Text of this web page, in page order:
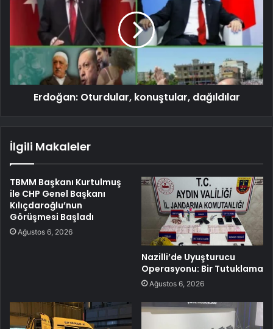
Erdoğan: Oturdular, konuştular, dağıldılar
İlgili Makaleler
TBMM Başkanı Kurtulmuş
ile CHP Genel Başkanı
Kılıçdaroğlu’nun
Görüşmesi Başladı
Ağustos 6, 2026
Nazilli’de Uyuşturucu
Operasyonu: Bir Tutuklama
Ağustos 6, 2026